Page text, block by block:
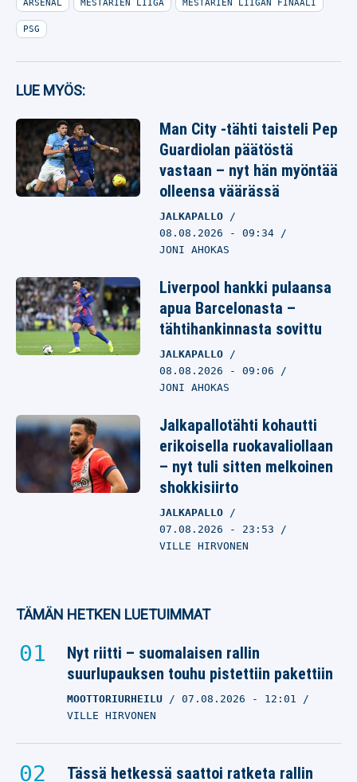
ARSENAL MESTARIEN LIIGA MESTARIEN LIIGAN FINAALI
PSG
LUE MYÖS:
Man City -tähti taisteli Pep
Guardiolan päätöstä
vastaan – nyt hän myöntää
olleensa väärässä
JALKAPALLO
08.08.2026 - 09:34
JONI AHOKAS
Liverpool hankki pulaansa
apua Barcelonasta –
tähtihankinnasta sovittu
JALKAPALLO
08.08.2026 - 09:06
JONI AHOKAS
Jalkapallotähti kohautti
erikoisella ruokavaliollaan
– nyt tuli sitten melkoinen
shokkisiirto
JALKAPALLO
07.08.2026 - 23:53
VILLE HIRVONEN
TÄMÄN HETKEN LUETUIMMAT
Nyt riitti – suomalaisen rallin
suurlupauksen touhu pistettiin pakettiin
MOOTTORIURHEILU 07.08.2026 - 12:01
VILLE HIRVONEN
Tässä hetkessä saattoi ratketa rallin